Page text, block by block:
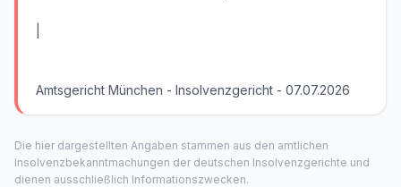
Amtsgericht München - Insolvenzgericht - 07.07.2026
Die hier dargestellten Angaben stammen aus den amtlichen
Insolvenzbekanntmachungen der deutschen Insolvenzgerichte und
dienen ausschließlich Informationszwecken.